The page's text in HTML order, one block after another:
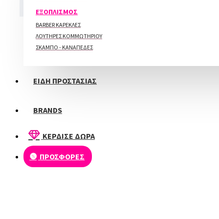
ΕΞΟΠΛΙΣΜΟΣ
BARBER ΚΑΡΕΚΛΕΣ
ΛΟΥΤΗΡΕΣ ΚΟΜΜΩΤΗΡΙΟΥ
ΣΚΑΜΠΟ - ΚΑΝΑΠΕΔΕΣ
ΕΙΔΗ ΠΡΟΣΤΑΣΙΑΣ
BRANDS
ΚΕΡΔΙΣΕ ΔΩΡΑ
ΠΡΟΣΦΟΡΕΣ